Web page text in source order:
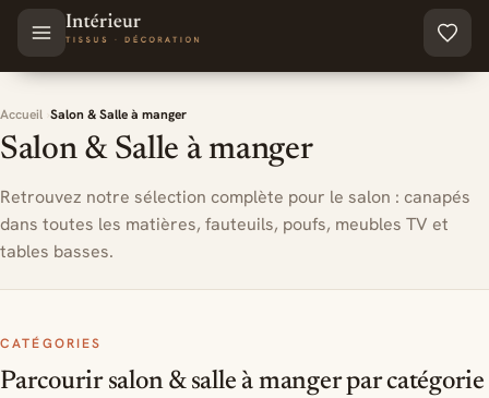
Aller au contenu principal
Accueil Salon & Salle à manger
Salon & Salle à manger
Retrouvez notre sélection complète pour le salon : canapés
dans toutes les matières, fauteuils, poufs, meubles TV et
tables basses.
CATÉGORIES
Parcourir salon & salle à manger par catégorie